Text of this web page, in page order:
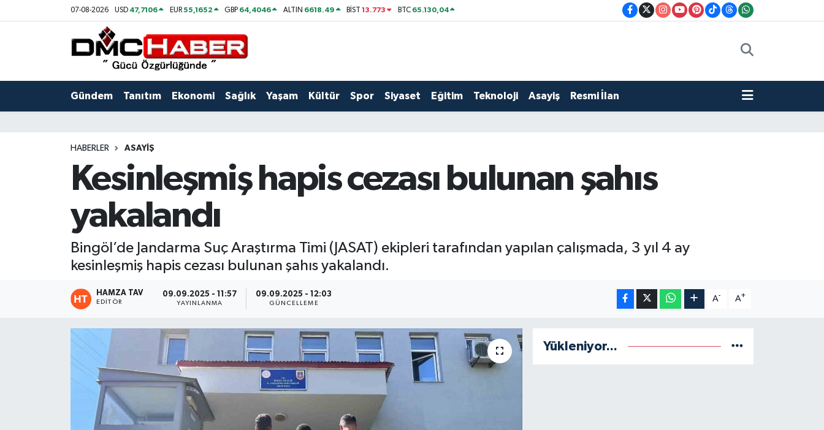
07-08-2026 USD 47,7106 EUR55,1652 GBP 64,4046 ALTIN 6618.49 BİST13.773 BTC 65.130,04
Gündem Tanıtım Ekonomi Sağlık Yaşam Kültür Spor Siyaset Eğitim Teknoloji Asayiş Resmi İlan
HABERLER ASAYIŞ
Kesinleşmiş hapis cezası bulunan şahıs
yakalandı
Bingöl’de Jandarma Suç Araştırma Timi (JASAT) ekipleri tarafından yapılan çalışmada, 3 yıl 4 ay
kesinleşmiş hapis cezası bulunan şahıs yakalandı.
HAMZA TAV
EDITÖR
09.09.2025 - 11:57
YAYINLANMA
09.09.2025 - 12:03
GÜNCELLEME
A- A+
Yükleniyor...
Gündem
Teknoloji
Nöbetçi Eczaneler
Tüm Manşetler
Son Dakika Haberleri
Haber Arşivi